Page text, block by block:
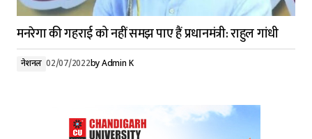
मनरेगा की गहराई को नहीं समझ पाए हैं प्रधानमंत्री: राहुल गांधी
नेशनल 02/07/2022byAdmin K